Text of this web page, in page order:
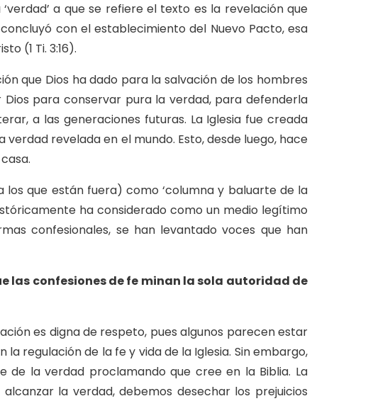
a que se refiere el texto es la revelación que
con el establecimiento del Nuevo Pacto, esa
(1 Ti. 3:16).
que Dios ha dado para la salvación de los hombres
para conservar pura la verdad, para defenderla
a las generaciones futuras. La Iglesia fue creada
revelada en el mundo. Esto, desde luego, hace
que están fuera) como ‘columna y baluarte de la
ha considerado como un medio legítimo
confesionales, se han levantado voces que han
las confesiones de fe minan la sola autoridad de
es digna de respeto, pues algunos parecen estar
regulación de la fe y vida de la Iglesia. Sin embargo,
la verdad proclamando que cree en la Biblia. La
la verdad, debemos desechar los prejuicios